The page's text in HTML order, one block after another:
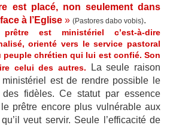
est placé, non seulement dans
à l’Eglise » (Pastores dabo vobis).
est ministériel c’est-à-dire
orienté vers le service pastoral
chrétien qui lui est confié. Son
celui des autres.
La seule raison
ministériel est de rendre possible le
des fidèles. Ce statut par essence
prêtre encore plus vulnérable aux
veut servir. Seule l’efficacité de